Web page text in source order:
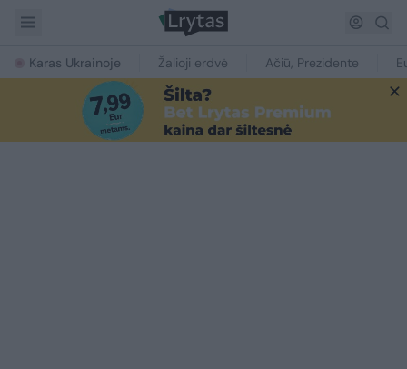
Karas Ukrainoje Žalioji erdvė Ačiū, Prezidente